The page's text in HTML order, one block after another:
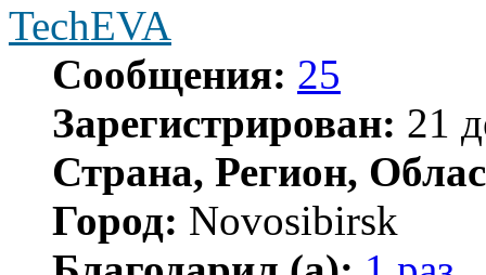
TechEVA
Сообщения: 25
Зарегистрирован: 21
Страна, Регион,
Город: Novosibirsk